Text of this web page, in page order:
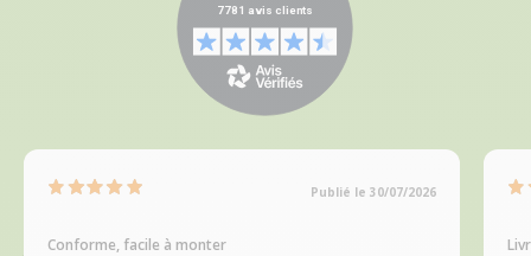
Publié le 30/07/2026
Conforme, facile à monter